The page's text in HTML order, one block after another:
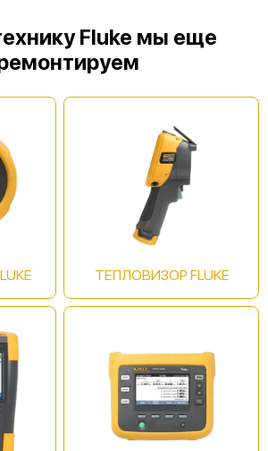
Fluke мы еще
ТЕПЛОВИЗОР FLUKE